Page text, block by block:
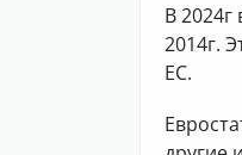
В
2014г.
ЕС.